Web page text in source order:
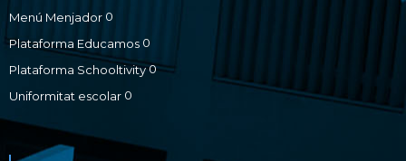
Menú Menjador 0
Plataforma Educamos 0
Plataforma Schooltivity0
Uniformitat escolar 0